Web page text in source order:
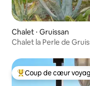
Chalet ⋅ Gruissan
Chalet la Perle de
Coups de cœur
Coup de cœur